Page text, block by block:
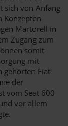
sich von Anfang
Konzepten
Martorell in
Zugang zum
somit
mit
gehörten Fiat
der
vom Seat 600
vor allem